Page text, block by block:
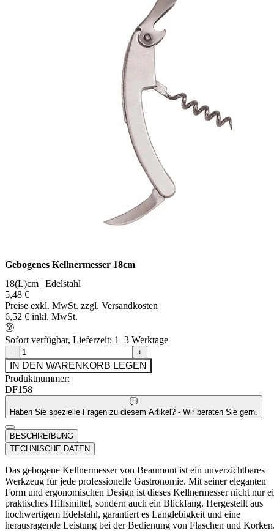
Gebogenes Kellnermesser 18cm
18(L)cm | Edelstahl
5,48 €
Preise exkl. MwSt. zzgl. Versandkosten
6,52 € inkl. MwSt.
Sofort verfügbar, Lieferzeit: 1–3 Werktage
− +
IN DEN WARENKORB LEGEN
Produktnummer:
DF158
Haben Sie spezielle Fragen zu diesem Artikel? - Wir beraten Sie gern.
BESCHREIBUNG
TECHNISCHE DATEN
Das gebogene Kellnermesser von Beaumont ist ein unverzichtbares
Werkzeug für jede professionelle Gastronomie. Mit seiner eleganten
Form und ergonomischen Design ist dieses Kellnermesser nicht nur
praktisches Hilfsmittel, sondern auch ein Blickfang. Hergestellt aus
hochwertigem Edelstahl, garantiert es Langlebigkeit und eine
herausragende Leistung bei der Bedienung von Flaschen und